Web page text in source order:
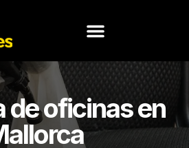
de oficinas en